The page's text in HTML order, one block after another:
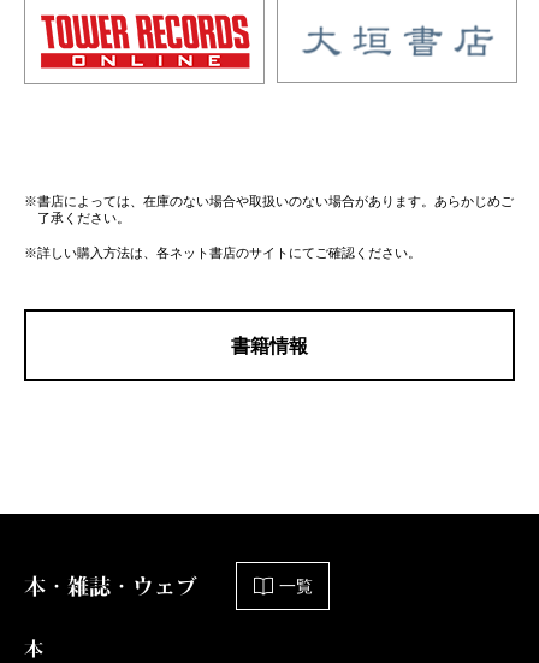
※書店によっては、在庫のない場合や取扱いのない場合があります。あらかじめご
了承ください。
※詳しい購入方法は、各ネット書店のサイトにてご確認ください。
書籍情報
本・雑誌・ウェブ 一覧
本